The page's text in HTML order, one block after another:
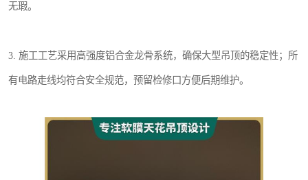
无瑕。
3. 施工工艺采用高强度铝合金龙骨系统，确保大型吊顶的稳定性；所
有电路走线均符合安全规范，预留检修口方便后期维护。